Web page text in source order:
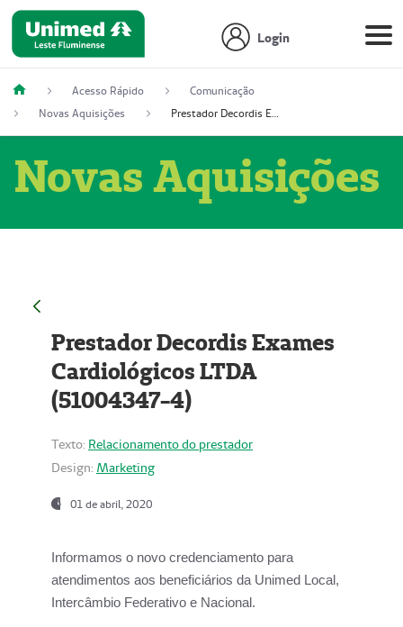
Login
Acesso Rápido
Comunicação
Novas Aquisições
Prestador Decordis Exames Cardiológicos LTDA (51004347-4)
Novas Aquisições
Prestador Decordis Exames
Cardiológicos LTDA
(51004347-4)
Texto: Relacionamento do prestador
Design: Marketing
01 de abril, 2020
Informamos o novo credenciamento para
atendimentos aos beneficiários da Unimed Local,
Intercâmbio Federativo e Nacional.